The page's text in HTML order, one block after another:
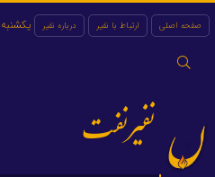
صفحه اصلی ارتباط با نفیر درباره نفیر
جستجو
یکشنبه 18 مرداد 1405
نفیرنفت